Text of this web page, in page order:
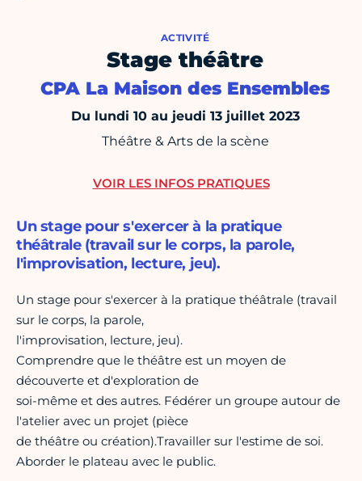
ACTIVITÉ
Stage théâtre
CPA La Maison des Ensembles
Du lundi 10 au jeudi 13 juillet 2023
Théâtre & Arts de la scène
Un stage pour s'exercer à la pratique
théâtrale (travail sur le corps, la parole,
l'improvisation, lecture, jeu).
Un stage pour s'exercer à la pratique théâtrale (travail
sur le corps, la parole,
l'improvisation, lecture, jeu).
Comprendre que le théâtre est un moyen de
découverte et d'exploration de
soi-même et des autres. Fédérer un groupe autour de
l'atelier avec un projet (pièce
de théâtre ou création).Travailler sur l'estime de soi.
Aborder le plateau avec le public.
VOIR LES INFOS PRATIQUES